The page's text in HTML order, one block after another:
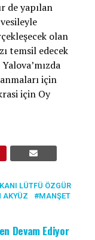
de yapılan
olan
temsil edecek
için
için Oy
LÜTFÜ ÖZGÜR
AKYÜZ MANŞET
Devam Ediyor